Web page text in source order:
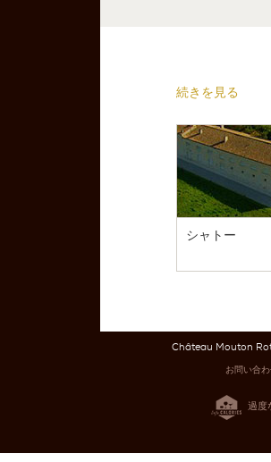
続きを見る
シャトー
Château Mouton
お問い合
過度